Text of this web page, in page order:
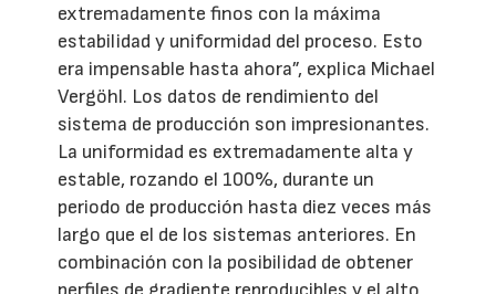
extremadamente finos con la máxima
estabilidad y uniformidad del proceso. Esto
era impensable hasta ahora”, explica Michael
Vergöhl. Los datos de rendimiento del
sistema de producción son impresionantes.
La uniformidad es extremadamente alta y
estable, rozando el 100%, durante un
periodo de producción hasta diez veces más
largo que el de los sistemas anteriores. En
combinación con la posibilidad de obtener